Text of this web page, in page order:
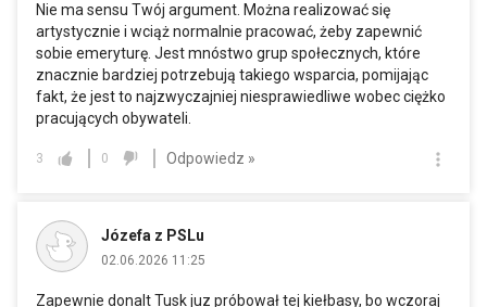
Nie ma sensu Twój argument. Można realizować się
artystycznie i wciąż normalnie pracować, żeby zapewnić
sobie emeryturę. Jest mnóstwo grup społecznych, które
znacznie bardziej potrzebują takiego wsparcia, pomijając
fakt, że jest to najzwyczajniej niesprawiedliwe wobec ciężko
pracujących obywateli.
3 0 Odpowiedz »
Józefa z PSLu
02.06.2026 11:25
Zapewnie donalt Tusk juz próbował tej kiełbasy, bo wczoraj